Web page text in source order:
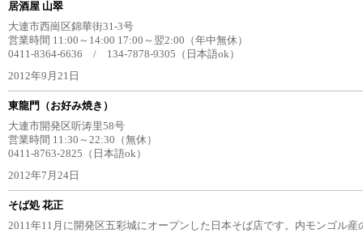
居酒屋 山翠
大連市西崗区錦華街31-3号
営業時間 11:00～14:00 17:00～翌2:00（年中無休）
0411-8364-6636 / 134-7878-9305（日本語ok）
2012年9月21日
東龍門（お好み焼き）
大連市開発区听涛里58号
営業時間 11:30～22:30（無休）
0411-8763-2825（日本語ok）
2012年7月24日
そば処 花正
2011年11月に開発区五彩城にオープンした日本そば店です。内モンゴル